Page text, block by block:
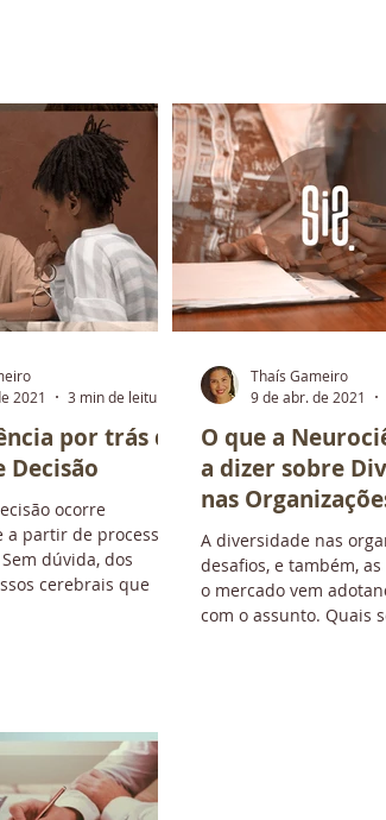
por trás da
Decisão
ocorre
partir de processos
dúvida, dos
cerebrais que
2021
3 min de leitura
O que a
a dizer sobre
nas
A diversidade nas
desafios, e também, as
o mercado vem
com o assunto. Quais
Thaís Gameiro
9 de abr. de 2021